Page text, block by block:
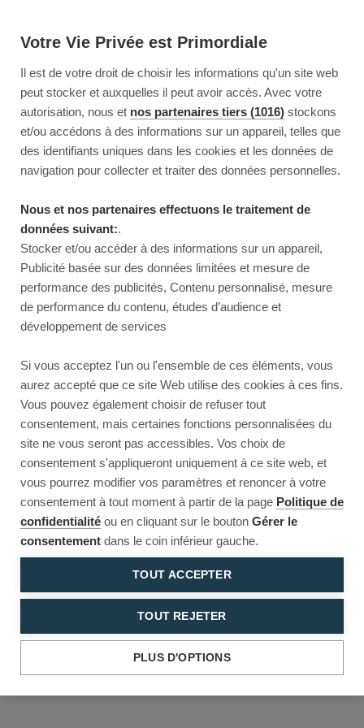
Votre Vie Privée est Primordiale
Il est de votre droit de choisir les informations qu'un site web
peut stocker et auxquelles il peut avoir accès. Avec votre
autorisation, nous et nos partenaires tiers (1016) stockons
et/ou accédons à des informations sur un appareil, telles que
des identifiants uniques dans les cookies et les données de
navigation pour collecter et traiter des données personnelles.
Nous et nos partenaires effectuons le traitement de
données suivant:.
Stocker et/ou accéder à des informations sur un appareil,
Publicité basée sur des données limitées et mesure de
performance des publicités, Contenu personnalisé, mesure
de performance du contenu, études d’audience et
développement de services
Si vous acceptez l'un ou l'ensemble de ces éléments, vous
aurez accepté que ce site Web utilise des cookies à ces fins.
Vous pouvez également choisir de refuser tout
consentement, mais certaines fonctions personnalisées du
site ne vous seront pas accessibles. Vos choix de
consentement s'appliqueront uniquement à ce site web, et
vous pourrez modifier vos paramètres et renoncer à votre
consentement à tout moment à partir de la page Politique de
confidentialité ou en cliquant sur le bouton Gérer le
consentement dans le coin inférieur gauche.
TOUT ACCEPTER
TOUT REJETER
PLUS D'OPTIONS
Reload to try again, or go back.
Reload Back